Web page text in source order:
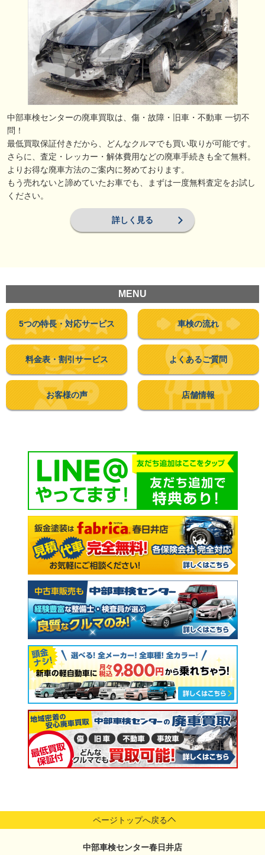
中部車検センターの廃車買取は、傷・故障・旧車・不動車 一切不
問！
最低買取保証付きだから、どんなクルマでも買い取りが可能です。
さらに、査定・レッカー・解体費用などの廃車手続きも全て無料。
よりお得な廃車方法のご案内に努めております。
もう売れないと諦めていたお車でも、まずは一度無料査定をお試し
ください。
詳しく見る
MENU
5つの特長・ 対応サービス 車検の流れ
料金表・割引サービス よくあるご質問
お客様の声 店舗情報
ページトップへ戻る
中部車検センター春日井店